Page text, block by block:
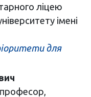
ліцею
імені
для